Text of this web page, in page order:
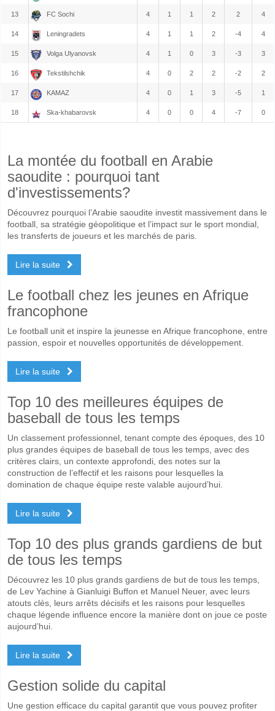
13 FC Sochi 4 1 1 2 2 4
14 Leningradets 4 1 1 2 -4 4
15 Volga Ulyanovsk 4 1 0 3 -3 3
16 Tekstilshchik 4 0 2 2 -2 2
17 KAMAZ 4 0 1 3 -5 1
18 Ska-khabarovsk 4 0 0 4 -7 0
La montée du football en Arabie
saoudite : pourquoi tant
d'investissements?
Découvrez pourquoi l’Arabie saoudite investit massivement dans le
football, sa stratégie géopolitique et l’impact sur le sport mondial,
les transferts de joueurs et les marchés de paris.
Lire la suite
Le football chez les jeunes en Afrique
francophone
Le football unit et inspire la jeunesse en Afrique francophone, entre
passion, espoir et nouvelles opportunités de développement.
Lire la suite
Top 10 des meilleures équipes de
baseball de tous les temps
Un classement professionnel, tenant compte des époques, des 10
plus grandes équipes de baseball de tous les temps, avec des
critères clairs, un contexte approfondi, des notes sur la
construction de l’effectif et les raisons pour lesquelles la
domination de chaque équipe reste valable aujourd’hui.
Lire la suite
Top 10 des plus grands gardiens de but
de tous les temps
Découvrez les 10 plus grands gardiens de but de tous les temps,
de Lev Yachine à Gianluigi Buffon et Manuel Neuer, avec leurs
atouts clés, leurs arrêts décisifs et les raisons pour lesquelles
chaque légende influence encore la manière dont on joue ce poste
aujourd’hui.
Lire la suite
Gestion solide du capital
Une gestion efficace du capital garantit que vous pouvez profiter